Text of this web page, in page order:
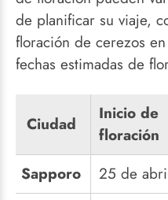
de planificar su viaje,
floración de cerezos
fechas estimadas de
Ciudad
Inicio de
floración
Sapporo
25 de